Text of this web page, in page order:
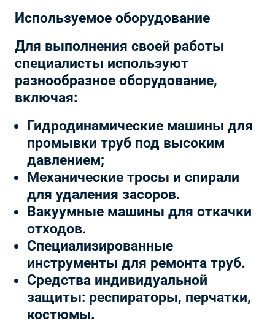
Используемое оборудование
Для выполнения своей работы
специалисты используют
разнообразное оборудование,
включая:
Гидродинамические машины для
промывки труб под высоким
давлением;
Механические тросы и спирали
для удаления засоров.
Вакуумные машины для откачки
отходов.
Специализированные
инструменты для ремонта труб.
Средства индивидуальной
защиты: респираторы, перчатки,
костюмы.